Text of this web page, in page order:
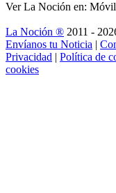
Ver La Noción en:
La Noción ® 2011 -
Envíanos tu Noticia |
Privacidad | Política de
cookies